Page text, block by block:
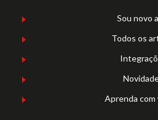
Sou novo
Todos os
Aprenda com